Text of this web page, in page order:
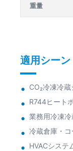
重量
適用シーン
CO₂冷凍冷蔵
R744ヒート
業務用冷凍
冷蔵倉庫・
HVACシステ